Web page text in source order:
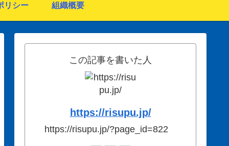
リシー 組織概要
この記事を書いた人
https://risupu.jp/
https://risupu.jp/?page_id=822